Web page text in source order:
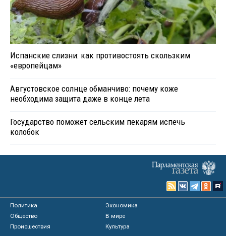
Испанские слизни: как противостоять скользким
«европейцам»
Августовское солнце обманчиво: почему коже
необходима защита даже в конце лета
Государство поможет сельским пекарям испечь
колобок
Политика
Экономика
Общество
В мире
Происшествия
Культура